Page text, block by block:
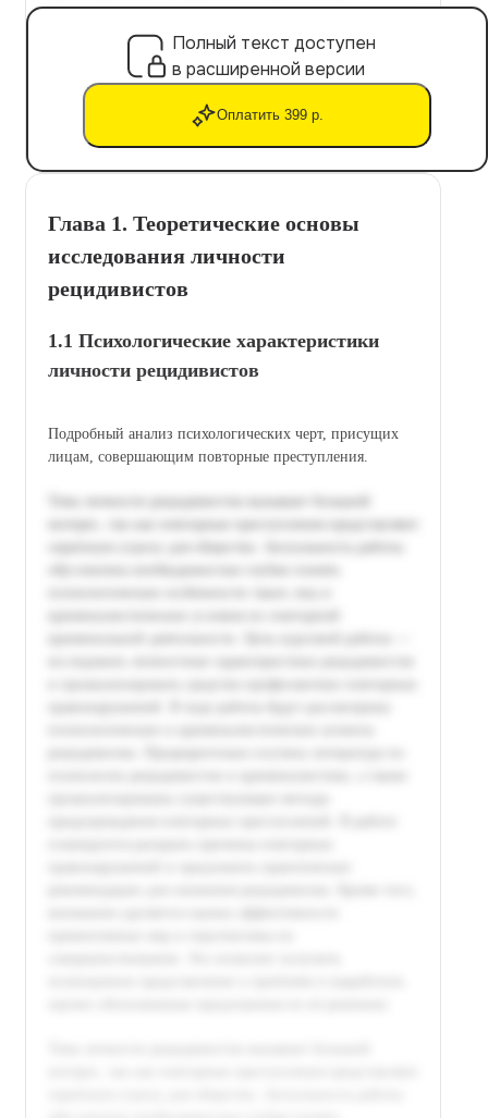
Полный текст доступен
в расширенной версии
Оплатить 399 р.
Глава 1. Теоретические основы
исследования личности
рецидивистов
1.1 Психологические характеристики
личности рецидивистов
Подробный анализ психологических черт, присущих
лицам, совершающим повторные преступления.